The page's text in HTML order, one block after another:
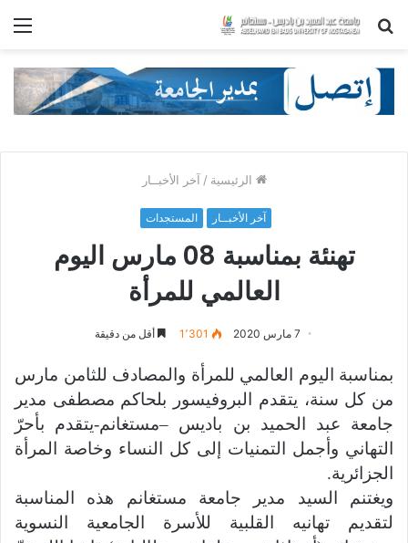
بحث
الرئيسية / آخر الأخبــار
آخر الأخبــار المستجدات
تهنئة بمناسبة 08 مارس اليوم
العالمي للمرأة
7 مارس 2020 1٬301 أقل من دقيقة
بمناسبة اليوم العالمي للمرأة والمصادف للثامن مارس
من كل سنة، يتقدم البروفيسور بلحاكم مصطفى مدير
جامعة عبد الحميد بن باديس –مستغانم-يتقدم بأحرّ
التهاني وأجمل التمنيات إلى كل النساء وخاصة المرأة
الجزائرية.
ويغتنم السيد مدير جامعة مستغانم هذه المناسبة
لتقديم تهانيه القلبية للأسرة الجامعية النسوية